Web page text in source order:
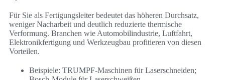
Für Sie als Fertigungsleiter bedeutet das höheren Durchsatz,
weniger Nacharbeit und deutlich reduzierte thermische
Verformung. Branchen wie Automobilindustrie, Luftfahrt,
Elektronikfertigung und Werkzeugbau profitieren von diesen
Vorteilen.
Beispiele: TRUMPF-Maschinen für Laserschneiden;